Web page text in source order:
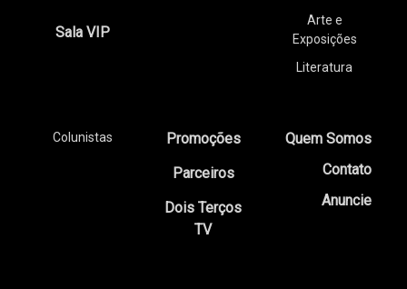
Sala VIP
Arte e
Exposições
Literatura
Colunistas
Promoções
Parceiros
Dois Terços
TV
Quem Somos
Contato
Anuncie